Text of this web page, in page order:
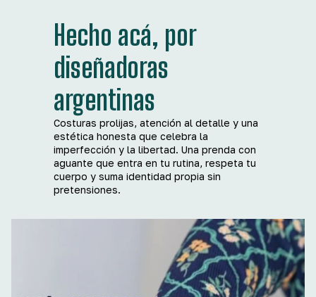
Hecho acá, por
diseñadoras
argentinas
Costuras prolijas, atención al detalle y una
estética honesta que celebra la
imperfección y la libertad. Una prenda con
aguante que entra en tu rutina, respeta tu
cuerpo y suma identidad propia sin
pretensiones.